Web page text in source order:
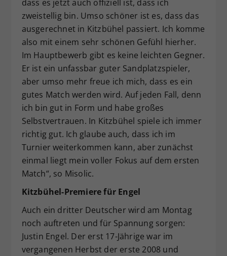
dass es jetzt auch offiziell ist, dass ich
zweistellig bin. Umso schöner ist es, dass das
ausgerechnet in Kitzbühel passiert. Ich komme
also mit einem sehr schönen Gefühl hierher.
Im Hauptbewerb gibt es keine leichten Gegner.
Er ist ein unfassbar guter Sandplatzspieler,
aber umso mehr freue ich mich, dass es ein
gutes Match werden wird. Auf jeden Fall, denn
ich bin gut in Form und habe großes
Selbstvertrauen. In Kitzbühel spiele ich immer
richtig gut. Ich glaube auch, dass ich im
Turnier weiterkommen kann, aber zunächst
einmal liegt mein voller Fokus auf dem ersten
Match“, so Misolic.
Kitzbühel-Premiere für Engel
Auch ein dritter Deutscher wird am Montag
noch auftreten und für Spannung sorgen:
Justin Engel. Der erst 17-Jährige war im
vergangenen Herbst der erste 2008 und